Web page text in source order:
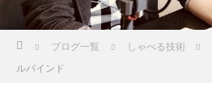
ブログ一覧 しゃべる技術
ルバインド